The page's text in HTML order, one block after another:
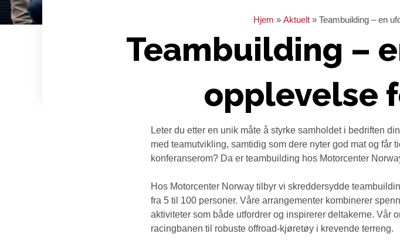
Hjem » Aktuelt » Teambuilding – en
Teambuilding –
opplevelse
Leter du etter en unik måte å styrke samholdet i bedriften
med teamutvikling, samtidig som dere nyter god mat og får
konferanserom? Da er teambuilding hos Motorcenter
Hos Motorcenter Norway tilbyr vi skreddersydde
fra 5 til 100 personer. Våre arrangementer kombinerer
aktiviteter som både utfordrer og inspirerer deltakerne. Vår
racingbanen til robuste offroad-kjøretøy i krevende terreng.